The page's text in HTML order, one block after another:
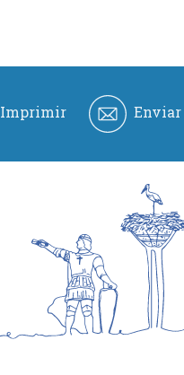
Imprimir Enviar